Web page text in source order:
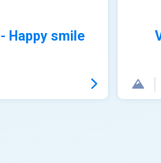
Happy smile